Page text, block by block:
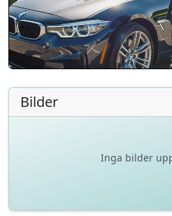
Bilder
Inga bilder